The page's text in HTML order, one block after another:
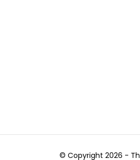
© Copyright 2026 -